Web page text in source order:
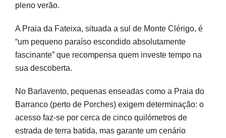
pleno verão.
A Praia da Fateixa, situada a sul de Monte Clérigo, é
“um pequeno paraíso escondido absolutamente
fascinante” que recompensa quem investe tempo na
sua descoberta.
No Barlavento, pequenas enseadas como a Praia do
Barranco (perto de Porches) exigem determinação: o
acesso faz-se por cerca de cinco quilómetros de
estrada de terra batida, mas garante um cenário